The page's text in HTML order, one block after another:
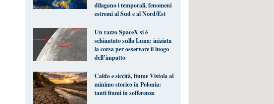
dilagano i temporali, fenomeni
estremi al Sud e al Nord/Est
Un razzo SpaceX si è
schiantato sulla Luna: iniziata
la corsa per osservare il luogo
dell’impatto
Caldo e siccità, fiume Vistola al
minimo storico in Polonia:
tanti fiumi in sofferenza